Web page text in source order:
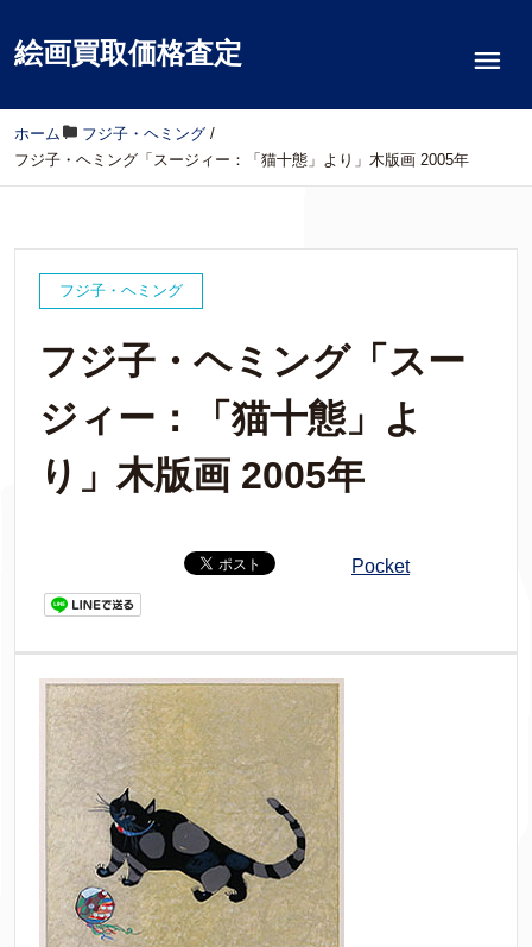
絵画買取価格査定
ホーム / フジ子・ヘミング /
フジ子・ヘミング「スージィー：「猫十態」より」木版画 2005年
フジ子・ヘミング
フジ子・ヘミング「スー
ジィー：「猫十態」よ
り」木版画 2005年
Pocket